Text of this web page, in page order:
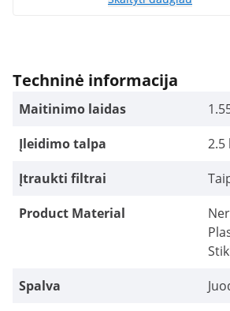
Techninė informacija
Maitinimo laidas
Įleidimo talpa
2.5 l
Įtraukti filtrai
Product Material
Spalva